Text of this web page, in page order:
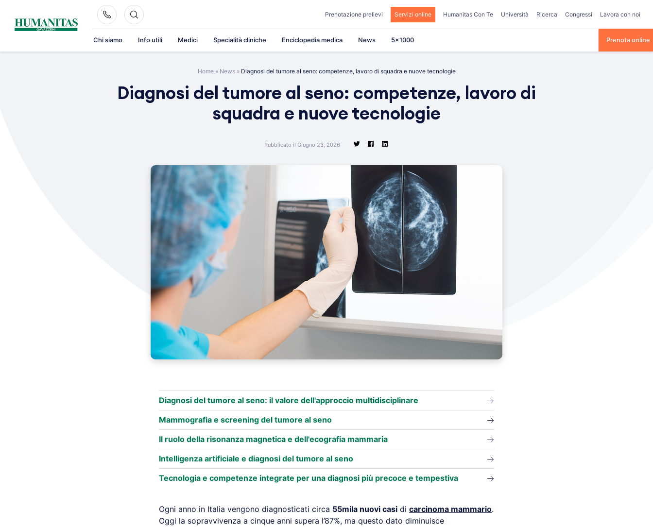
content
Prenotazione prelievi Servizi online Humanitas Con Te Università Ricerca Congressi Lavora con noi
Chi siamo Info utili Medici Specialità cliniche Enciclopedia medica News 5×1000 Prenota online
Home» News» Diagnosi del tumore al seno: competenze, lavoro di squadra e nuove tecnologie
Diagnosi del tumore al seno: competenze, lavoro di
squadra e nuove tecnologie
Pubblicato il Giugno 23, 2026
Diagnosi del tumore al seno: il valore dell'approccio multidisciplinare
Mammografia e screening del tumore al seno
Il ruolo della risonanza magnetica e dell'ecografia mammaria
Intelligenza artificiale e diagnosi del tumore al seno
Tecnologia e competenze integrate per una diagnosi più precoce e tempestiva
Ogni anno in Italia vengono diagnosticati circa 55mila nuovi casi di carcinoma mammario.
Oggi la sopravvivenza a cinque anni supera l’87%, ma questo dato diminuisce